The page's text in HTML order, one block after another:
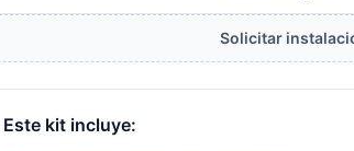
Solicitar
Este kit incluye: